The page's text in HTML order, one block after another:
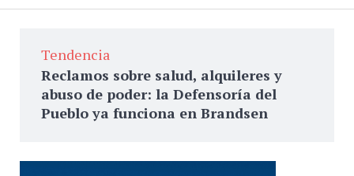
Tendencia
Reclamos sobre salud, alquileres y
abuso de poder: la Defensoría del
Pueblo ya funciona en Brandsen